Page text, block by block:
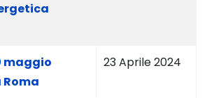
maggio
23 Aprile 2024